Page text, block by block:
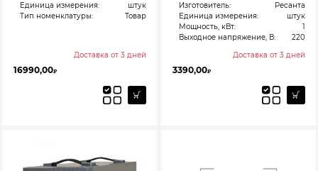
Единица измерения:
штук
Тип номенклатуры:
Товар
Доставка от 3 дней
16990,00₽
Изготовитель:
Ресанта
Единица измерения:
штук
Мощность, кВт:
1
Выходное напряжение, В:
220
Доставка от 3 дней
3390,00₽